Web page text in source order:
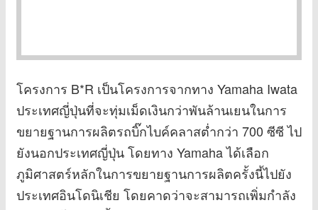
โครงการ B*R เป็นโครงการจากทาง Yamaha Iwata
ประเทศญี่ปุ่นที่จะทุ่มเม็ดเงินกว่าพันล้านเยนในการ
ขยายฐานการผลิตรถบิ๊กไบค์คลาสต่ำกว่า 700 ซีซี ไป
ยังนอกประเทศญี่ปุ่น โดยทาง Yamaha ได้เลือก
ภูมิศาสตร์หลักในการขยายฐานการผลิตครั้งนี้ไปยัง
ประเทศอินโดนิเชีย โดยคาดว่าจะสามารถเพิ่มกำลัง